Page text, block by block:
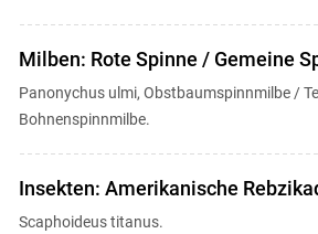
Milben: Rote Spinne / Gemeine
Panonychus ulmi, Obstbaumspinnmilbe /
Bohnenspinnmilbe.
Insekten: Amerikanische
Scaphoideus titanus.